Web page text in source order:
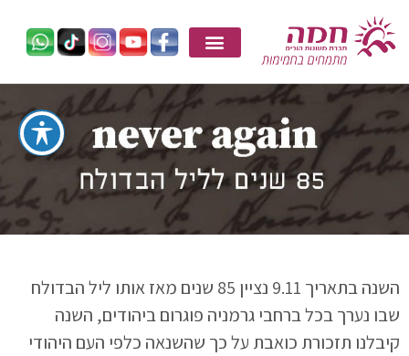
השנה בתאריך 9.11 נציין 85 שנים מאז אותו ליל הבדולח
שבו נערך בכל ברחבי גרמניה פוגרום ביהודים, השנה
קיבלנו תזכורת כואבת על כך שהשנאה כלפי העם היהודי